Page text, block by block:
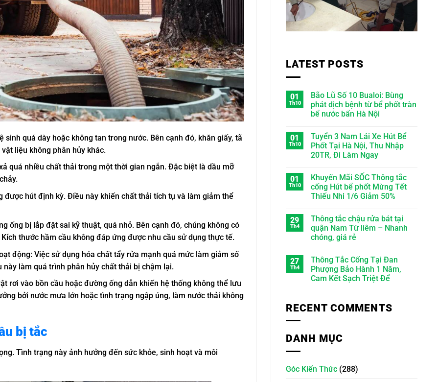
sinh quá dày hoặc không tan trong nước. Bên cạnh đó, khăn giấy, tã
liệu không phân hủy khác.
quá nhiều chất thải trong một thời gian ngắn. Đặc biệt là dầu mỡ
được hút định kỳ. Điều này khiến chất thải tích tụ và làm giảm thể
ống bị lắp đặt sai kỹ thuật, quá nhỏ. Bên cạnh đó, chúng không có
thước hầm cầu không đáp ứng được nhu cầu sử dụng thực tế.
động: Việc sử dụng hóa chất tẩy rửa mạnh quá mức làm giảm số
làm quá trình phân hủy chất thải bị chậm lại.
rơi vào bồn cầu hoặc đường ống dẫn khiến hệ thống không thể lưu
bởi nước mưa lớn hoặc tình trạng ngập úng, làm nước thải không
bị tắc
Tình trạng này ảnh hưởng đến sức khỏe, sinh hoạt và môi
LATEST POSTS
01
Th10
Bão Lũ Số 10 Bualoi: Bùng
phát dịch bệnh từ bể phốt tràn
bể nước bẩn Hà Nội
01
Th10
Tuyển 3 Nam Lái Xe Hút Bể
Phốt Tại Hà Nội, Thu Nhập
20TR, Đi Làm Ngay
01
Th10
Khuyến Mãi SỐC Thông tắc
cống Hút bể phốt Mừng Tết
Thiếu Nhi 1/6 Giảm 50%
29
Th4
Thông tắc chậu rửa bát tại
quận Nam Từ liêm – Nhanh
chóng, giá rẻ
27
Th4
Thông Tắc Cống Tại Đan
Phượng Bảo Hành 1 Năm,
Cam Kết Sạch Triệt Để
RECENT COMMENTS
DANH MỤC
Góc Kiến Thức (288)